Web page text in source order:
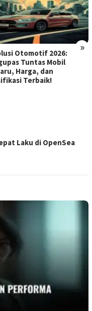
»
Otomotif 2026:
Tuntas Mobil
Harga, dan
Terbaik!
Laku di OpenSea